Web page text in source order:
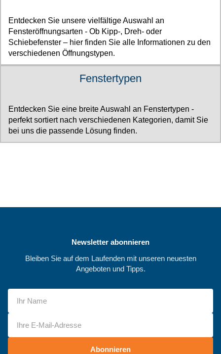
Entdecken Sie unsere vielfältige Auswahl an
Fensteröffnungsarten - Ob Kipp-, Dreh- oder
Schiebefenster – hier finden Sie alle Informationen zu den
verschiedenen Öffnungstypen.
Fenstertypen
Entdecken Sie eine breite Auswahl an Fenstertypen -
perfekt sortiert nach verschiedenen Kategorien, damit Sie
bei uns die passende Lösung finden.
Newsletter abonnieren
Bleiben Sie auf dem Laufenden mit unseren neuesten
Angeboten und Tipps.
Abonnieren